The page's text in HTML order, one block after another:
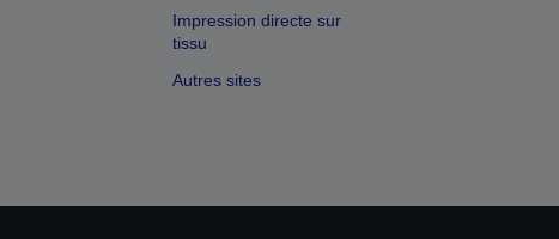
Impression directe sur
tissu
Autres sites